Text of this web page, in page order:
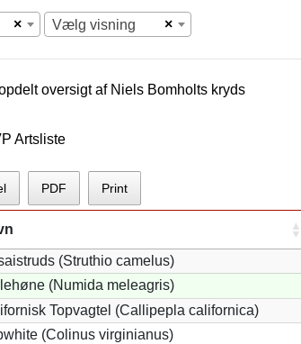
× ×
Vælg visning
oversigt af Niels Bomholts kryds
Artsliste
PDF Print
(Struthio camelus)
(Numida meleagris)
Topvagtel (Callipepla californica)
(Colinus virginianus)